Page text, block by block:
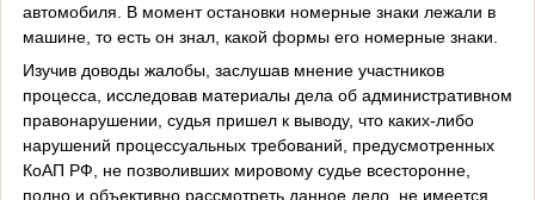
автомобиля. В момент остановки номерные знаки лежали в
машине, то есть он знал, какой формы его номерные знаки.
Изучив доводы жалобы, заслушав мнение участников
процесса, исследовав материалы дела об административном
правонарушении, судья пришел к выводу, что каких-либо
нарушений процессуальных требований, предусмотренных
КоАП РФ, не позволивших мировому судье всесторонне,
полно и объективно рассмотреть данное дело, не имеется,